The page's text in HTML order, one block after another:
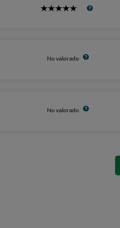
5
No valorado
No valorado